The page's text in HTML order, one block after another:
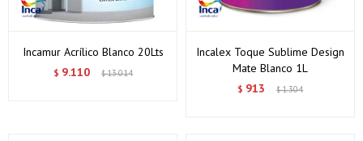
Incamur Acrílico Blanco 20Lts
$ 9.110 $13.014
Incalex Toque Sublime Design
Mate Blanco 1L
$ 913 $1.304